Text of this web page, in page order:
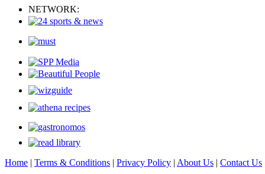
NETWORK:
Home | Terms & Conditions | Privacy Policy | About Us | Contact Us